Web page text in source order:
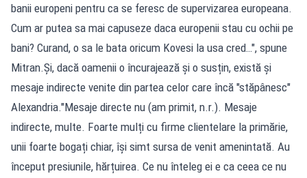
banii europeni pentru ca se feresc de supervizarea europeana.
Cum ar putea sa mai capuseze daca europenii stau cu ochii pe
bani? Curand, o sa le bata oricum Kovesi la usa cred…", spune
Mitran.Și, dacă oamenii o încurajează și o susțin, există și
mesaje indirecte venite din partea celor care încă "stăpânesc"
Alexandria."Mesaje directe nu (am primit, n.r.). Mesaje
indirecte, multe. Foarte mulți cu firme clientelare la primărie,
unii foarte bogați chiar, își simt sursa de venit amenintată. Au
început presiunile, hărțuirea. Ce nu înteleg ei e ca ceea ce nu